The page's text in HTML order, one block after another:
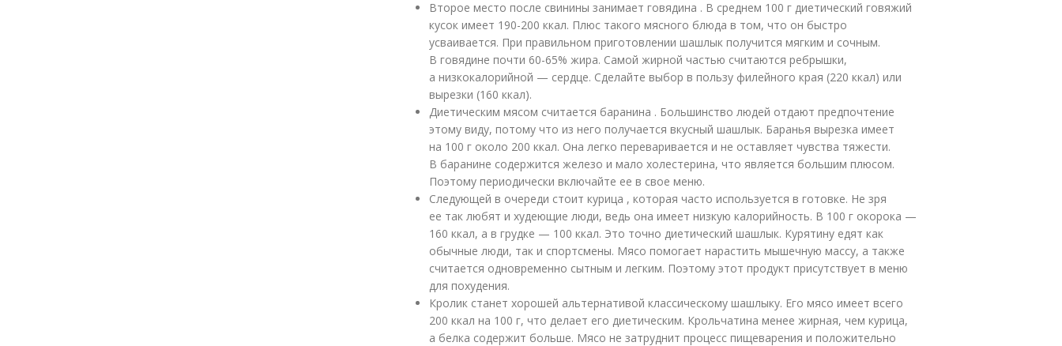
Второе место после свинины занимает говядина . В среднем 100 г диетический говяжий
кусок имеет 190-200 ккал. Плюс такого мясного блюда в том, что он быстро
усваивается. При правильном приготовлении шашлык получится мягким и сочным.
В говядине почти 60-65% жира. Самой жирной частью считаются ребрышки,
а низкокалорийной — сердце. Сделайте выбор в пользу филейного края (220 ккал) или
вырезки (160 ккал).
Диетическим мясом считается баранина . Большинство людей отдают предпочтение
этому виду, потому что из него получается вкусный шашлык. Баранья вырезка имеет
на 100 г около 200 ккал. Она легко переваривается и не оставляет чувства тяжести.
В баранине содержится железо и мало холестерина, что является большим плюсом.
Поэтому периодически включайте ее в свое меню.
Следующей в очереди стоит курица , которая часто используется в готовке. Не зря
ее так любят и худеющие люди, ведь она имеет низкую калорийность. В 100 г окорока —
160 ккал, а в грудке — 100 ккал. Это точно диетический шашлык. Курятину едят как
обычные люди, так и спортсмены. Мясо помогает нарастить мышечную массу, а также
считается одновременно сытным и легким. Поэтому этот продукт присутствует в меню
для похудения.
Кролик станет хорошей альтернативой классическому шашлыку. Его мясо имеет всего
200 ккал на 100 г, что делает его диетическим. Крольчатина менее жирная, чем курица,
а белка содержит больше. Мясо не затруднит процесс пищеварения и положительно